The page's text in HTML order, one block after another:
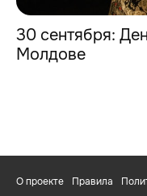
30 сентября:
Молдове
О проекте Правила